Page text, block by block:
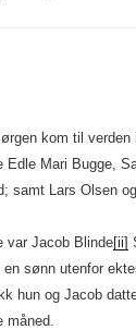
kom til
Edle Mari Bugge,
samt Lars Olsen
var Jacob Blinde[ii]
en sønn utenfor
hun og Jacob
måned.